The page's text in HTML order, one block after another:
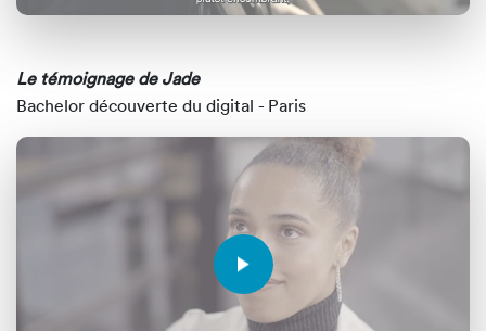
Le témoignage de Jade
Bachelor découverte du digital - Paris